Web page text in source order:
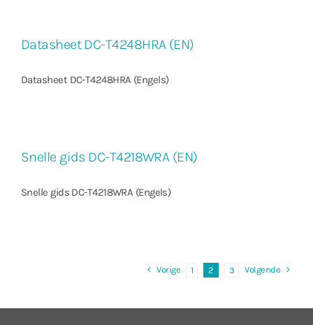
Datasheet DC-T4248HRA (EN)
Datasheet DC-T4248HRA (Engels)
Snelle gids DC-T4218WRA (EN)
Snelle gids DC-T4218WRA (Engels)
Vorige 1 2 3 Volgende